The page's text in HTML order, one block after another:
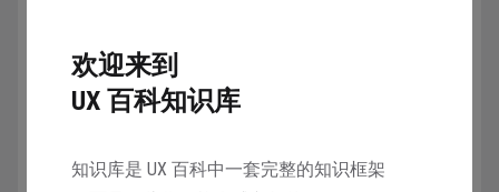
欢迎来到
UX 百科知识库
知识库是 UX 百科中一套完整的知识框架